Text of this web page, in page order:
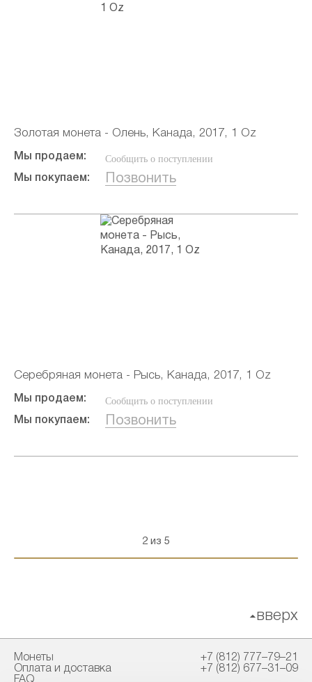
Золотая монета - Олень, Канада, 2017, 1 Oz
Мы продаем: Сообщить о поступлении
Мы покупаем: Позвонить
Серебряная монета - Рысь, Канада, 2017, 1 Oz
Мы продаем: Сообщить о поступлении
Мы покупаем: Позвонить
2 из 5
вверх
Монеты
Оплата и доставка
FAQ
+7 (812) 777–79–21
+7 (812) 677–31–09